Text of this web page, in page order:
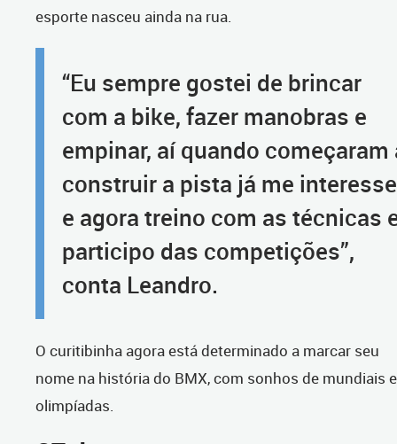
esporte nasceu ainda na rua.
“Eu sempre gostei de brincar
com a bike, fazer manobras e
empinar, aí quando começaram
construir a pista já me
e agora treino com as técnicas
participo das competições”,
conta Leandro.
O curitibinha agora está determinado a marcar seu
nome na história do BMX, com sonhos de mundiais e
olimpíadas.